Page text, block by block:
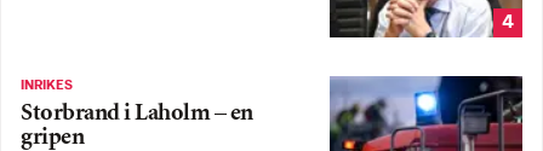
4
INRIKES
Storbrand i Laholm – en
gripen